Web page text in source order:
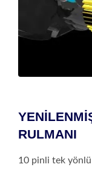
RULMANI
10 pinli tek